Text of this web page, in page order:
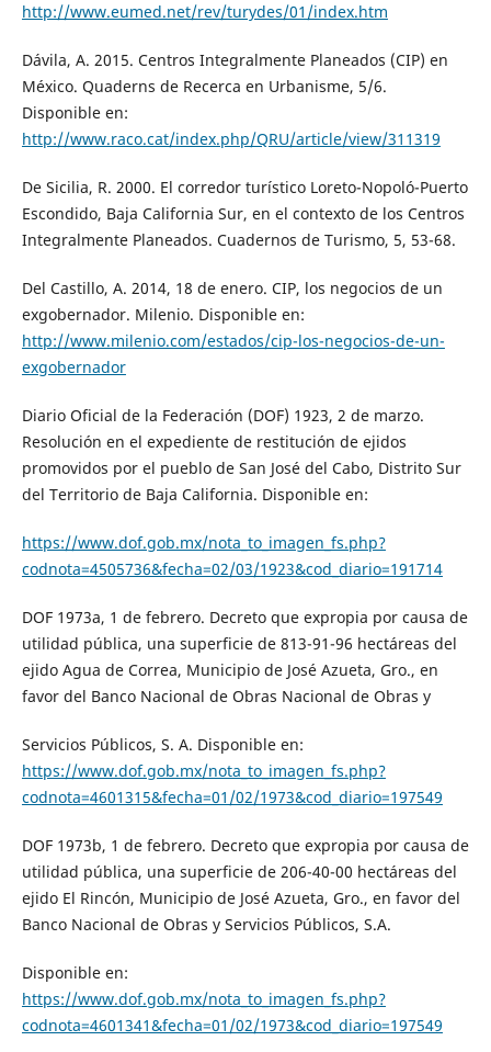
http://www.eumed.net/rev/turydes/01/index.htm
Dávila, A. 2015. Centros Integralmente Planeados (CIP) en
México. Quaderns de Recerca en Urbanisme, 5/6.
Disponible en:
http://www.raco.cat/index.php/QRU/article/view/311319
De Sicilia, R. 2000. El corredor turístico Loreto-Nopoló-Puerto
Escondido, Baja California Sur, en el contexto de los Centros
Integralmente Planeados. Cuadernos de Turismo, 5, 53-68.
Del Castillo, A. 2014, 18 de enero. CIP, los negocios de un
exgobernador. Milenio. Disponible en:
http://www.milenio.com/estados/cip-los-negocios-de-un-
exgobernador
Diario Oficial de la Federación (DOF) 1923, 2 de marzo.
Resolución en el expediente de restitución de ejidos
promovidos por el pueblo de San José del Cabo, Distrito Sur
del Territorio de Baja California. Disponible en:
https://www.dof.gob.mx/nota_to_imagen_fs.php?
codnota=4505736&fecha=02/03/1923&cod_diario=191714
DOF 1973a, 1 de febrero. Decreto que expropia por causa de
utilidad pública, una superficie de 813-91-96 hectáreas del
ejido Agua de Correa, Municipio de José Azueta, Gro., en
favor del Banco Nacional de Obras Nacional de Obras y
Servicios Públicos, S. A. Disponible en:
https://www.dof.gob.mx/nota_to_imagen_fs.php?
codnota=4601315&fecha=01/02/1973&cod_diario=197549
DOF 1973b, 1 de febrero. Decreto que expropia por causa de
utilidad pública, una superficie de 206-40-00 hectáreas del
ejido El Rincón, Municipio de José Azueta, Gro., en favor del
Banco Nacional de Obras y Servicios Públicos, S.A.
Disponible en:
https://www.dof.gob.mx/nota_to_imagen_fs.php?
codnota=4601341&fecha=01/02/1973&cod_diario=197549